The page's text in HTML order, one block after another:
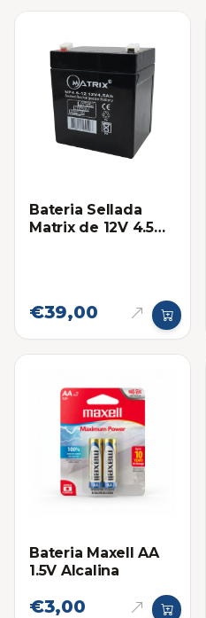
Bateria Sellada
Matrix de 12V 4.5
€39,00
Bateria Maxell AA
1.5V Alcalina
€3,00